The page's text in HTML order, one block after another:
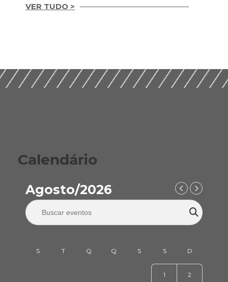
VER TUDO >
Calendário
Agosto/2026
1 2